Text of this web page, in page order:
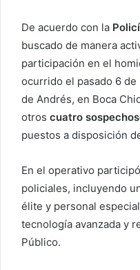
De acuerdo con la
buscado de manera
participación en el
ocurrido el pasado 6
de Andrés, en Boca
otros cuatro
puestos a disposición
En el operativo
policiales, incluyendo
élite y personal
tecnología avanzada y
Público.